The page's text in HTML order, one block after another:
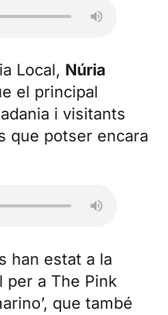
Local, Núria
el principal
i visitants
que potser encara
han estat a la
per a The Pink
que també